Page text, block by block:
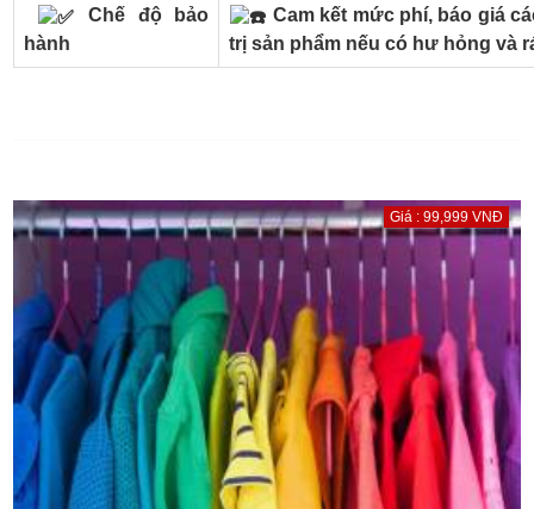
Chế độ bảo
hành
Cam kết mức phí, báo giá
trị sản phẩm nếu có hư hỏng và
Giá : 99,999 VNĐ